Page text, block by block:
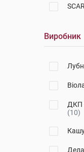
Urgo
Виробник
ДКП
(10)